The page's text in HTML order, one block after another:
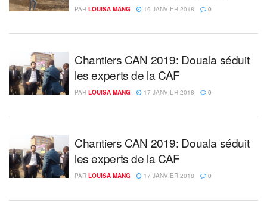
PAR LOUISA MANG 19 JANVIER 2018 0
Chantiers CAN 2019: Douala séduit
les experts de la CAF
PAR LOUISA MANG 17 JANVIER 2018 0
Chantiers CAN 2019: Douala séduit
les experts de la CAF
PAR LOUISA MANG 17 JANVIER 2018 0